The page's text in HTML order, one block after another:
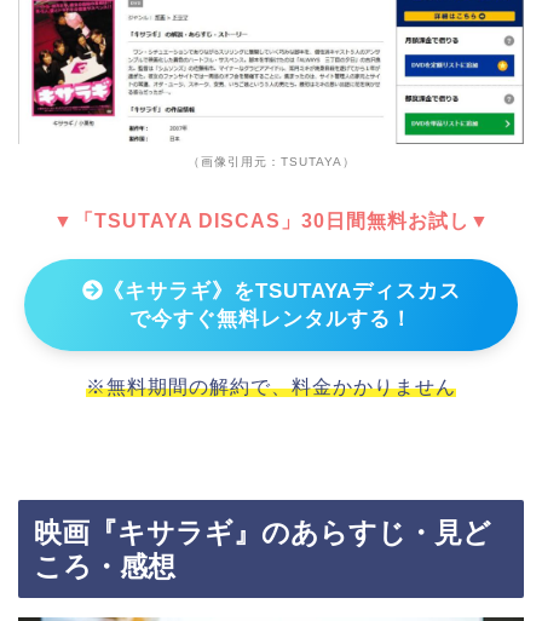
（画像引用元：TSUTAYA）
▼「TSUTAYA DISCAS」30日間無料お試し▼
《キサラギ》をTSUTAYAディスカス
で今すぐ無料レンタルする！
※無料期間の解約で、料金かかりません
映画『キサラギ』のあらすじ・見ど
ころ・感想